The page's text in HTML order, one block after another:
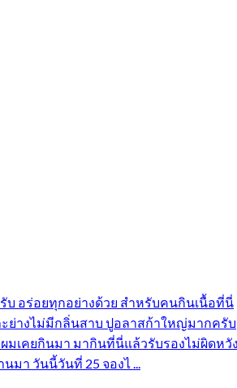
บ อร่อยทุกอย่างด้วย สำหรับคนกินเนื้อที่นี่
ย่างไม่มีกลิ่นสาบ ปูอลาสก้าใหญ่มากครับ
มเคยกินมา มากินที่นี่แล้วรับรองไม่ผิดหวั
มา วันนี้วันที่ 25 จองไ ...